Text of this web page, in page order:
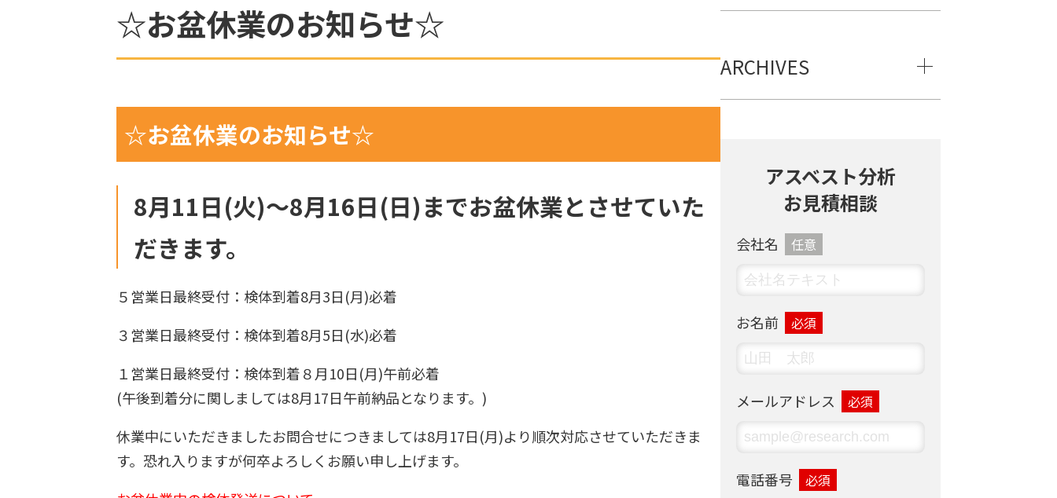
☆お盆休業のお知らせ☆
☆お盆休業のお知らせ☆
8月11日(火)～8月16日(日)までお盆休業とさせていた
だきます。
５営業日最終受付：検体到着8月3日(月)必着
３営業日最終受付：検体到着8月5日(水)必着
１営業日最終受付：検体到着８月10日(月)午前必着
(午後到着分に関しましては8月17日午前納品となります。)
休業中にいただきましたお問合せにつきましては8月17日(月)より順次対応させていただきま
す。恐れ入りますが何卒よろしくお願い申し上げます。
ARCHIVES
アスベスト分析
お見積相談
会社名 任意
お名前 必須
メールアドレス 必須
電話番号 必須